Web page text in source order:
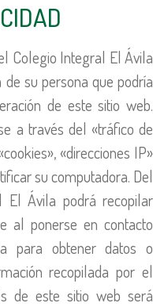
Colegio Integral El Ávila
su persona que podría
de este sitio web.
a través del «tráfico de
«direcciones IP»
su computadora. Del
El Ávila podrá recopilar
al ponerse en contacto
para obtener datos o
recopilada por el
de este sitio web será